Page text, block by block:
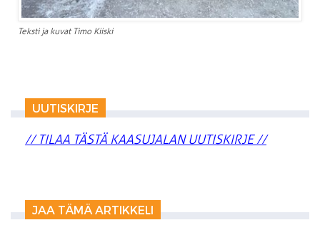
Teksti ja kuvat Timo Kiiski
UUTISKIRJE
// TILAA TÄSTÄ KAASUJALAN UUTISKIRJE //
JAA TÄMÄ ARTIKKELI